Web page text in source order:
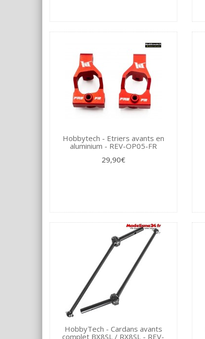
Hobbytech - Etriers avants en
aluminium - REV-OP05-FR
29,90€
HobbyTech - Cardans avants
complet BX8SL / RX8SL - REV-